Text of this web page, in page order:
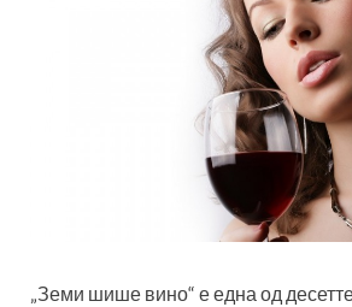
„Земи шише вино“ е една од